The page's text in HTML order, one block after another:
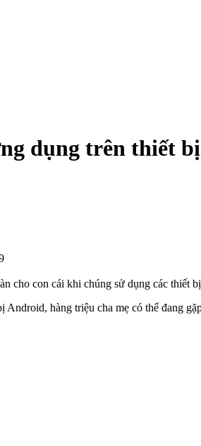
dụng trên thiết
cho con cái khi chúng sử dụng các